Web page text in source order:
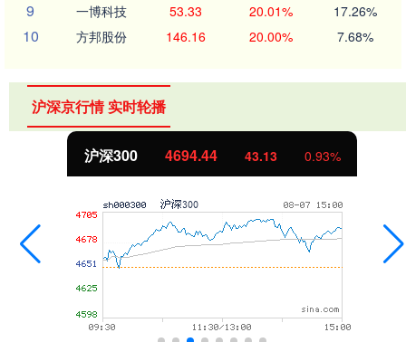
9 一博科技 53.33 20.01% 17.26%
10 方邦股份 146.16 20.00% 7.68%
沪深京行情 实时轮播
沪深300 4694.44 43.13 0.93%